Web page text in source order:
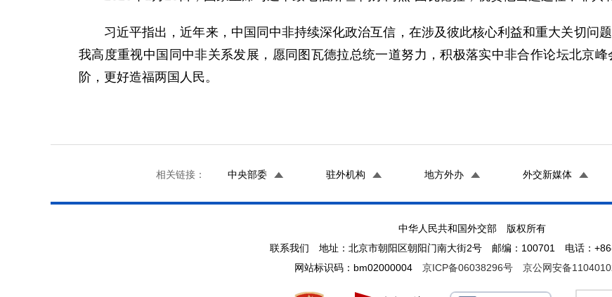
习近平指出，近年来，中国同中非持续深化政治互信，在涉及彼此核心利益和重大关切问
我高度重视中国同中非关系发展，愿同图瓦德拉总统一道努力，积极落实中非合作论坛北京
阶，更好造福两国人民。
相关链接： 中央部委 驻外机构 地方外办 外交新媒体
中华人民共和国外交部 版权所有
联系我们 地址：北京市朝阳区朝阳门南大街2号 邮编：100701 电话：
网站标识码：bm02000004 京ICP备06038296号 京公网安备